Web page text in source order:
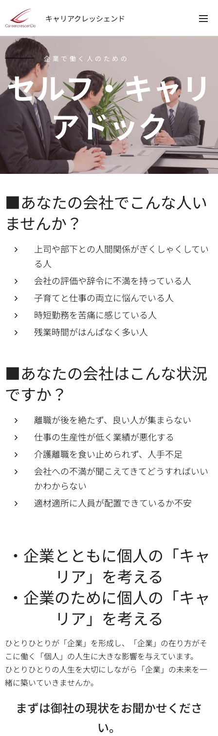
キャリアクレッシェンド
企業で働く人のための
セルフ・キャリ
アドック
■あなたの会社でこんな人い
ませんか？
上司や部下との人間関係がぎくしゃくしてい
る人
会社の評価や辞令に不満を持っている人
子育てと仕事の両立に悩んでいる人
時短勤務を苦痛に感じている人
残業時間がはんぱなく多い人
■あなたの会社はこんな状況
ですか？
離職が後を絶たず、良い人が集まらない
仕事の生産性が低く業績が悪化する
介護離職を食い止められず、人手不足
会社への不満が聞こえてきてどうすればいい
かわからない
適材適所に人員が配置できているか不安
・企業とともに個人の「キャ
リア」を考える
・企業のために個人の「キャ
リア」を考える
ひとりひとりが「企業」を形成し、「企業」の在り方がそ
こに働く「個人」の人生に大きな影響を与えています。
ひとりひとりの人生を大切にしながら「企業」の未来を一
緒に築いていきませんか。
まずは御社の現状をお聞かせくださ
い。